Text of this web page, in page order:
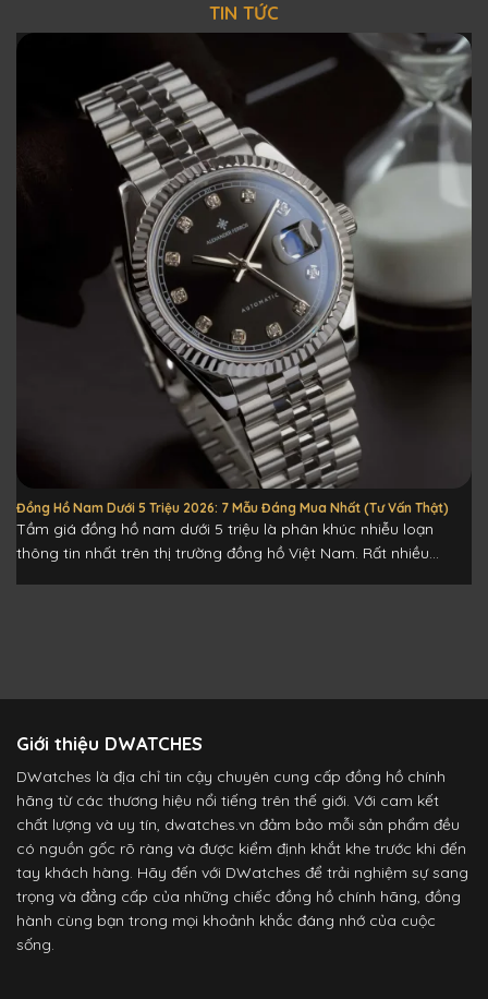
TIN TỨC
Đồng Hồ Nam Dưới 5 Triệu 2026: 7 Mẫu Đáng Mua Nhất (Tư Vấn Thật)
Tầm giá đồng hồ nam dưới 5 triệu là phân khúc nhiễu loạn
thông tin nhất trên thị trường đồng hồ Việt Nam. Rất nhiều...
Giới thiệu DWATCHES
DWatches là địa chỉ tin cậy chuyên cung cấp đồng hồ chính
hãng từ các thương hiệu nổi tiếng trên thế giới. Với cam kết
chất lượng và uy tín, dwatches.vn đảm bảo mỗi sản phẩm đều
có nguồn gốc rõ ràng và được kiểm định khắt khe trước khi đến
tay khách hàng. Hãy đến với DWatches để trải nghiệm sự sang
trọng và đẳng cấp của những chiếc đồng hồ chính hãng, đồng
hành cùng bạn trong mọi khoảnh khắc đáng nhớ của cuộc
sống.